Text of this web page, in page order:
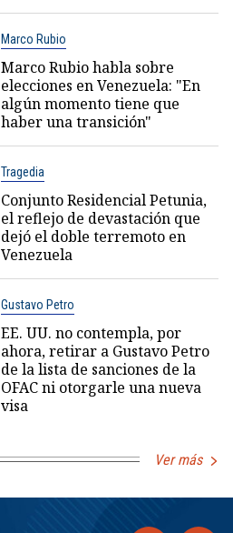
Marco Rubio
Marco Rubio habla sobre
elecciones en Venezuela: "En
algún momento tiene que
haber una transición"
Tragedia
Conjunto Residencial Petunia,
el reflejo de devastación que
dejó el doble terremoto en
Venezuela
Gustavo Petro
EE. UU. no contempla, por
ahora, retirar a Gustavo Petro
de la lista de sanciones de la
OFAC ni otorgarle una nueva
visa
Ver más